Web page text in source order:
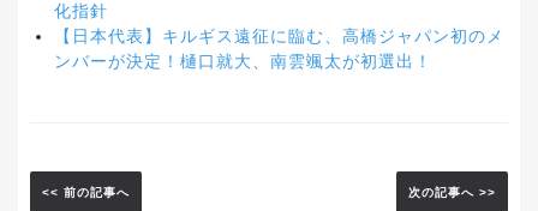
化指針
【日本代表】キルギス遠征に臨む、高橋ジャパン初のメ
ンバーが決定！樋口就大、南雲颯太が初選出！
<< 前の記事へ 次の記事へ >>